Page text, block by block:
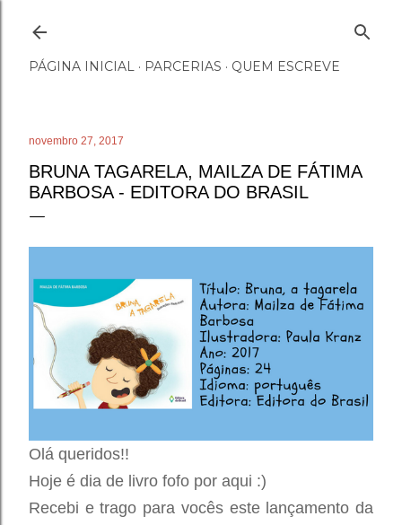
PÁGINA INICIAL PARCERIAS QUEM ESCREVE
novembro 27, 2017
BRUNA TAGARELA, MAILZA DE FÁTIMA
BARBOSA - EDITORA DO BRASIL
Olá queridos!!
Hoje é dia de livro fofo por aqui :)
Recebi e trago para vocês este lançamento da